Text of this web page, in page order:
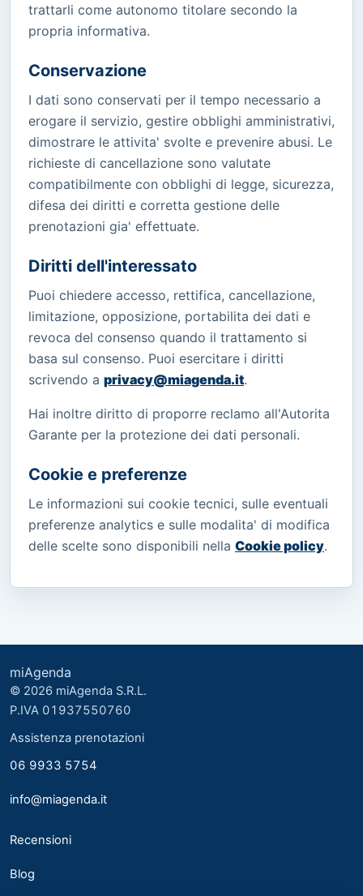
trattarli come autonomo titolare secondo la
propria informativa.
Conservazione
I dati sono conservati per il tempo necessario a
erogare il servizio, gestire obblighi amministrativi,
dimostrare le attivita' svolte e prevenire abusi. Le
richieste di cancellazione sono valutate
compatibilmente con obblighi di legge, sicurezza,
difesa dei diritti e corretta gestione delle
prenotazioni gia' effettuate.
Diritti dell'interessato
Puoi chiedere accesso, rettifica, cancellazione,
limitazione, opposizione, portabilita dei dati e
revoca del consenso quando il trattamento si
basa sul consenso. Puoi esercitare i diritti
scrivendo a privacy@miagenda.it.
Hai inoltre diritto di proporre reclamo all'Autorita
Garante per la protezione dei dati personali.
Cookie e preferenze
Le informazioni sui cookie tecnici, sulle eventuali
preferenze analytics e sulle modalita' di modifica
delle scelte sono disponibili nella Cookie policy.
miAgenda
© 2026 miAgenda S.R.L.
P.IVA 01937550760
Assistenza prenotazioni
06 9933 5754
info@miagenda.it
Recensioni
Blog